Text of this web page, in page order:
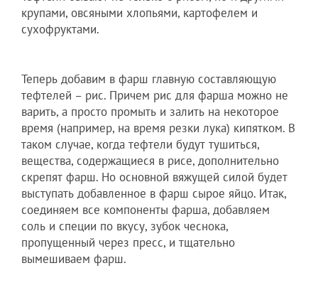
крупами, овсяными хлопьями, картофелем и
сухофруктами.
Теперь добавим в фарш главную составляющую
тефтелей – рис. Причем рис для фарша можно не
варить, а просто промыть и залить на некоторое
время (например, на время резки лука) кипятком. В
таком случае, когда тефтели будут тушиться,
вещества, содержащиеся в рисе, дополнительно
скрепят фарш. Но основной вяжущей силой будет
выступать добавленное в фарш сырое яйцо. Итак,
соединяем все компоненты фарша, добавляем
соль и специи по вкусу, зубок чеснока,
пропущенный через пресс, и тщательно
вымешиваем фарш.